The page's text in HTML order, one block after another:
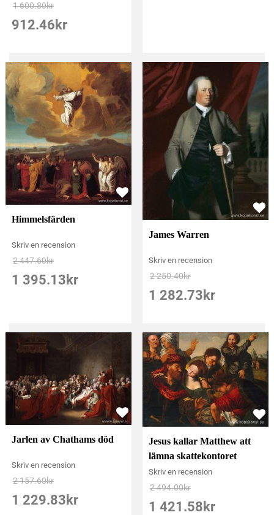
1 600.80kr
912.46 kr
Himmelsfärden
Skriv en recension
2 447.60kr
1 395.13 kr
James Warren
Skriv en recension
2 250.40kr
1 282.73 kr
Jarlen av Chathams död
Skriv en recension
2 157.60kr
1 229.83 kr
Jesus kallar Matthew att
lämna skattekontoret
Skriv en recension
2 494.00kr
1 421.58 kr